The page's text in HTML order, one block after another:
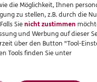
gestalten können:
und
die Möglichkeit, Ihnen
zu stellen, z.B. durch die
Sienicht zustimmen
und Werbung auf dieser
über den Button "Tool-
Tools finden Sie unter